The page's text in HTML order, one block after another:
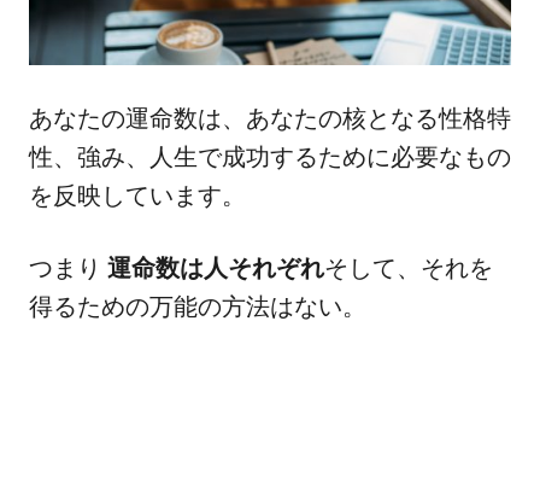
あなたの運命数は、あなたの核となる性格特
性、強み、人生で成功するために必要なもの
を反映しています。
つまり 運命数は人それぞれそして、それを
得るための万能の方法はない。